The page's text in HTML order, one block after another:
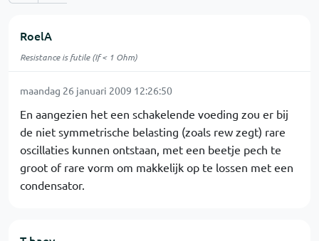
RoelA
Resistance is futile (If < 1 Ohm)
maandag 26 januari 2009 12:26:50
En aangezien het een schakelende voeding zou er bij
de niet symmetrische belasting (zoals rew zegt) rare
oscillaties kunnen ontstaan, met een beetje pech te
groot of rare vorm om makkelijk op te lossen met een
condensator.